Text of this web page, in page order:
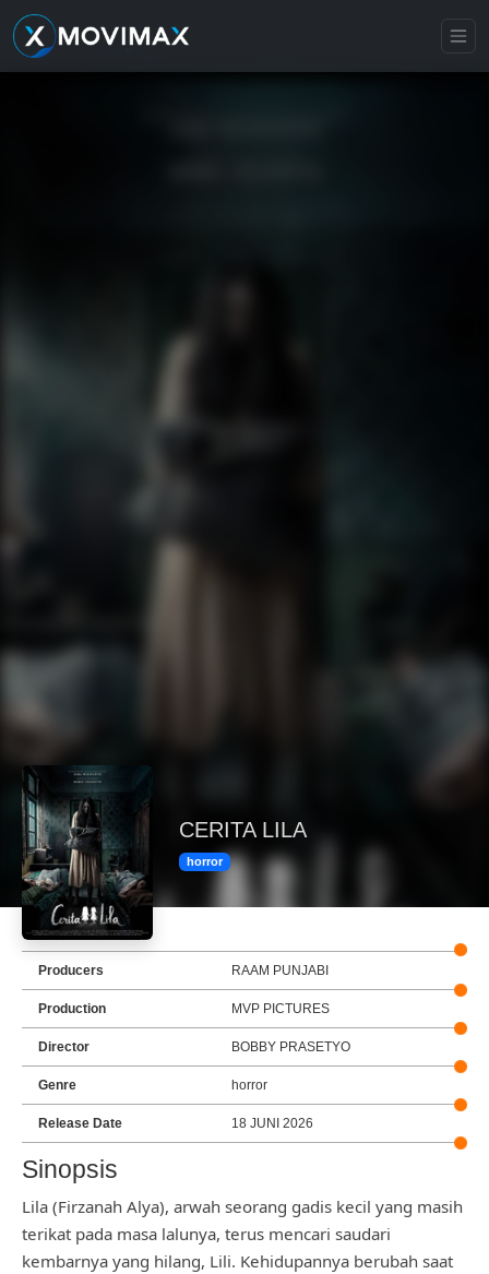
CERITA LILA
horror
Producers RAAM PUNJABI
Production MVP PICTURES
Director BOBBY PRASETYO
Genre horror
Release Date 18 JUNI 2026
Sinopsis
Lila (Firzanah Alya), arwah seorang gadis kecil yang masih
terikat pada masa lalunya, terus mencari saudari
kembarnya yang hilang, Lili. Kehidupannya berubah saat